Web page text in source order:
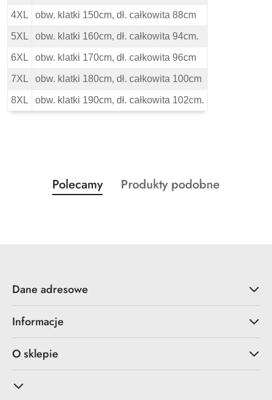
4XL obw. klatki 150cm, dł. całkowita 88cm
5XL obw. klatki 160cm, dł. całkowita 94cm.
6XL obw. klatki 170cm, dł. całkowita 96cm
7XL obw. klatki 180cm, dł. całkowita 100cm
8XL obw. klatki 190cm, dł. całkowita 102cm.
Pomiń karuzelę produktów
Produkty
o
Polecamy
Produkty
Produkty podobne
Dane adresowe
Informacje
O sklepie